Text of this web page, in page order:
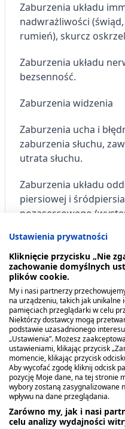
Zaburzenia układu
nadwrażliwości
rumień), skurcz
Zaburzenia układu
bezsenność.
Zaburzenia widzenia
Zaburzenia ucha i
zaburzenia słuchu,
utrata słuchu.
Zaburzenia układu
piersiowej i śródpiersia
pozasercowego
Zaburzenia żołądka i
nudności, wymioty,
krwawienia z
uszkodzenie błony
choroby wrzodowej,
trzustki.
Zaburzenia wątroby i
martwica komórek
powiększenie wątroby,
aktywności
alkalicznej i stężenia
Ustawienia prywatności
Kliknięcie przycisku „Nie
zachowanie domyślnych
plików cookie.
My i nasi partnerzy
na urządzeniu, takich jak
pamięciach przeglądarki w celu
Niektórzy dostawcy mogą
podstawie uzasadnionego
„Ustawienia”. Możesz
ustawieniami, klikając przycisk
momencie, klikając przycisk
Aby wycofać zgodę kliknij odcisk
pozycję Moje dane, na tej stronie
wybory zostaną zasygnalizowane
wpływu na dane przeglądania.
Zarówno my, jak i nasi
celu analizy wydajności